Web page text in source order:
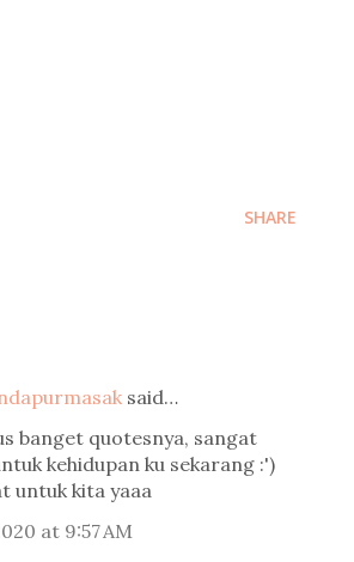
SHARE
said…
banget quotesnya, sangat
kehidupan ku sekarang :')
untuk kita yaaa
at 9:57 AM